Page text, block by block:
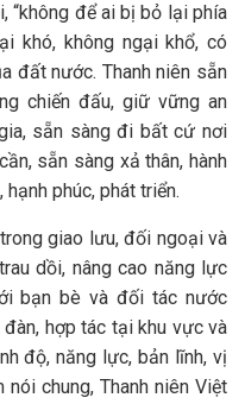
“không để ai bị bỏ lại phía
khó, không ngại khổ, có
đất nước. Thanh niên sẵn
chiến đấu, giữ vững an
sẵn sàng đi bất cứ nơi
sẵn sàng xả thân, hành
phúc, phát triển.
giao lưu, đối ngoại và
dồi, nâng cao năng lực
bạn bè và đối tác nước
hợp tác tại khu vực và
độ, năng lực, bản lĩnh, vị
chung, Thanh niên Việt